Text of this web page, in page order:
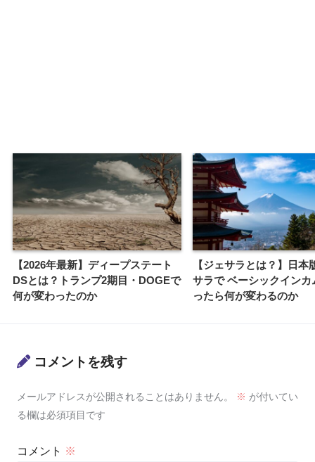
【2026年最新】ディープステート
DSとは？トランプ2期目・DOGEで
何が変わったのか
【ジェサラとは？】日本
サラで ベーシックインカ
ったら何が変わるのか
コメントを残す
メールアドレスが公開されることはありません。 ※ が付いてい
る欄は必須項目です
コメント ※